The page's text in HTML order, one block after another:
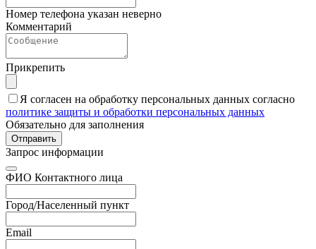
Номер телефона указан неверно
Комментарий
Прикрепить
Я согласен на обработку персональных данных согласно
политике защиты и обработки персональных данных
Обязательно для заполнения
Отправить
Запрос информации
ФИО Контактного лица
Город/Населенный пункт
Email